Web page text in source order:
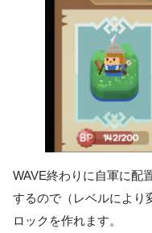
WAVE終わりに自軍に配
するので（レベルにより
ロックを作れます。